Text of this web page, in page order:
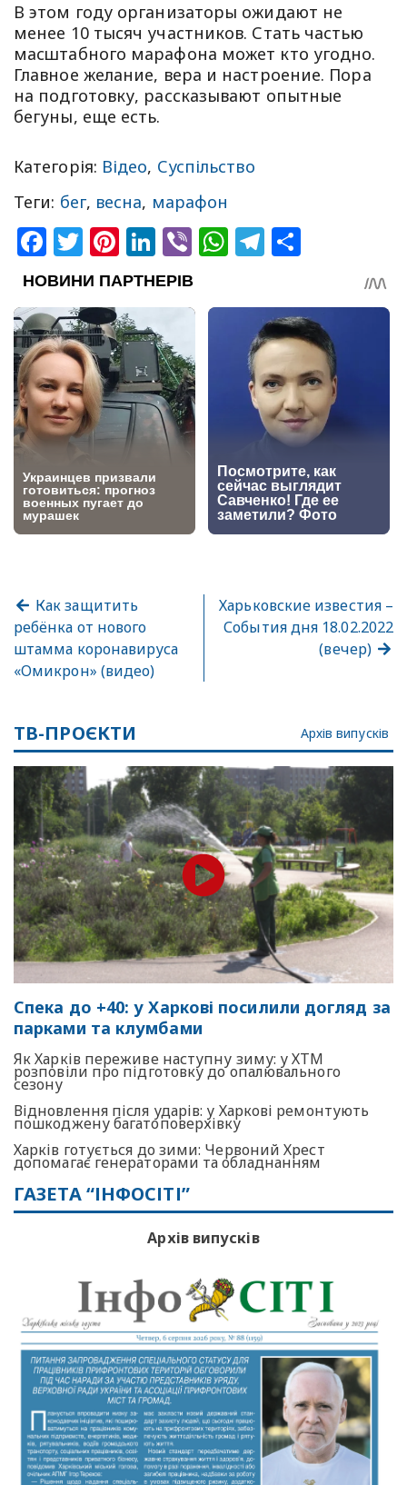
В этом году организаторы ожидают не
менее 10 тысяч участников. Стать частью
масштабного марафона может кто угодно.
Главное желание, вера и настроение. Пора
на подготовку, рассказывают опытные
бегуны, еще есть.
Категорія: Відео, Суспільство
Теги: бег, весна, марафон
Facebook
Twitter
Pinterest
LinkedIn
ViberWhatsApp
Telegram
Как защитить
ребёнка от нового
штамма коронавируса
«Омикрон» (видео)
Харьковские известия –
События дня 18.02.2022
(вечер)
ТВ-ПРОЄКТИ Архів випусків
Спека до +40: у Харкові посилили догляд за
парками та клумбами
Як Харків переживе наступну зиму: у ХТМ
розповіли про підготовку до опалювального
сезону
Відновлення після ударів: у Харкові ремонтують
пошкоджену багатоповерхівку
Харків готується до зими: Червоний Хрест
допомагає генераторами та обладнанням
ГАЗЕТА “ІНФОСІТІ”
Архів випусків